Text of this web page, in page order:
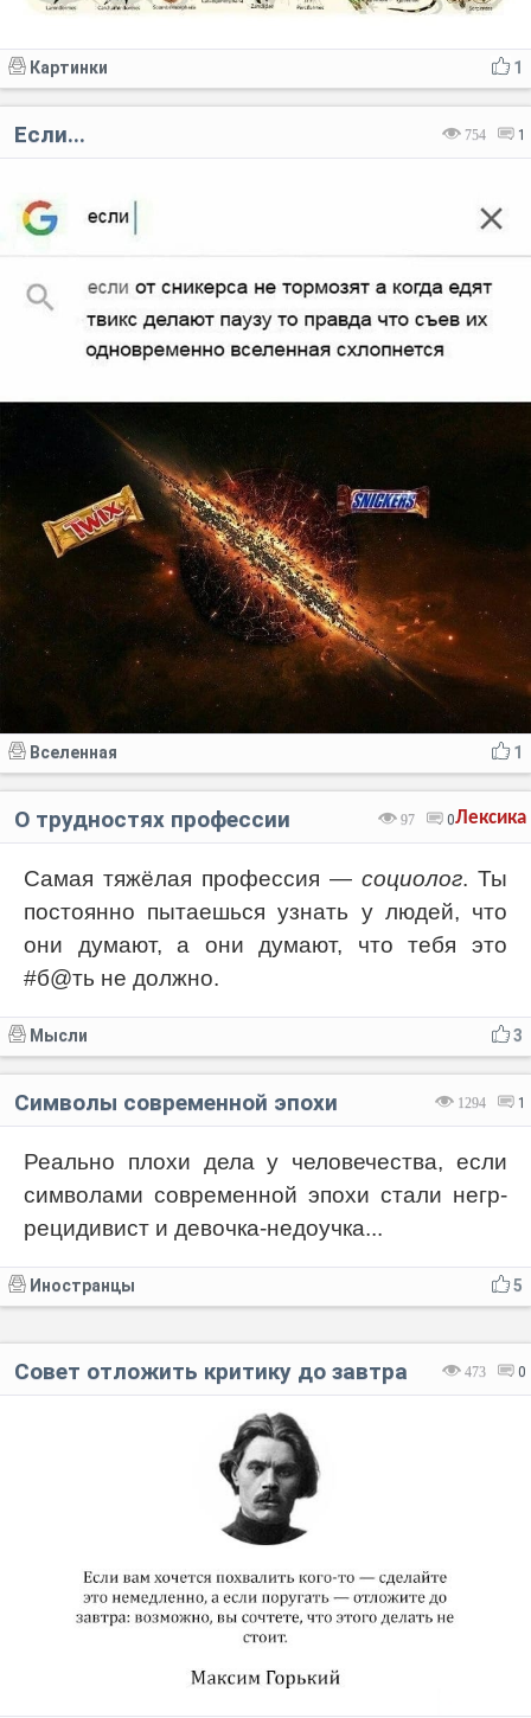
1
Картинки
754 1
Если...
1
Вселенная
Лексика
97 0
О трудностях профессии
Самая тяжёлая профессия — социолог. Ты
постоянно пытаешься узнать у людей, что
они думают, а они думают, что тебя это
#б@ть не должно.
3
Мысли
1294 1
Символы современной эпохи
Реально плохи дела у человечества, если
символами современной эпохи стали негр-
рецидивист и девочка-недоучка...
5
Иностранцы
473 0
Совет отложить критику до завтра